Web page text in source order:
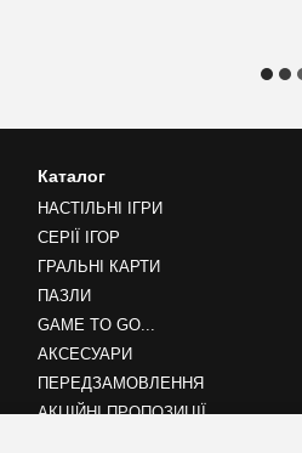
Каталог
НАСТІЛЬНІ ІГРИ
СЕРІЇ ІГОР
ГРАЛЬНІ КАРТИ
ПАЗЛИ
GAME TO GO...
АКСЕСУАРИ
ПЕРЕДЗАМОВЛЕННЯ
АКЦІЙНІ ПРОПОЗИЦІЇ